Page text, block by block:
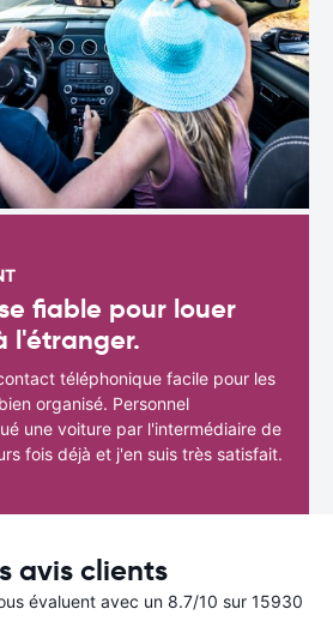
fiable pour louer
l'étranger.
téléphonique facile pour les
organisé. Personnel
une voiture par l'intermédiaire de
fois déjà et j'en suis très satisfait.
avis clients
évaluent avec un 8.7/10 sur 15930